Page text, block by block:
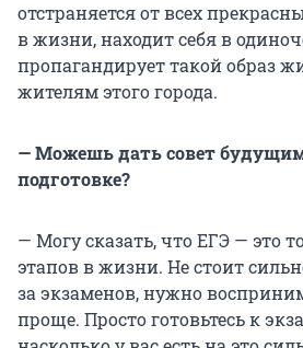
отстраняется от всех
в жизни, находит себя в
пропагандирует такой образ
жителям этого города.
— Можешь дать совет
подготовке?
— Могу сказать, что ЕГЭ — это
этапов в жизни. Не стоит
за экзаменов, нужно
проще. Просто готовьтесь к